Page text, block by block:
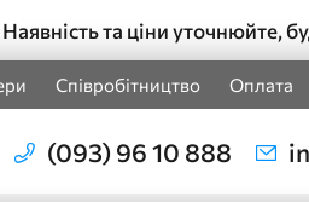
Наявність та ціни уточнюйте,
Співробітництво Оплата
(093) 96 10 888